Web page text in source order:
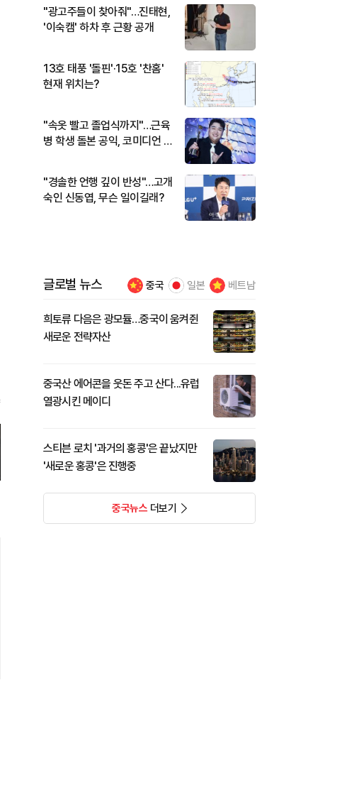
"광고주들이 찾아줘"…진태현,
'이숙캠' 하차 후 근황 공개
13호 태풍 '돌핀'·15호 '찬홈'
현재 위치는?
"속옷 빨고 졸업식까지"…근육
병 학생 돌본 공익, 코미디언 김
"경솔한 언행 깊이 반성"…고개
숙인 신동엽, 무슨 일이길래?
글로벌 뉴스 중국 일본 베트남
희토류 다음은 광모듈…중국이 움켜쥔
새로운 전략자산
중국산 에어콘을 웃돈 주고 산다...유럽
열광시킨 메이디
스티븐 로치 '과거의 홍콩'은 끝났지만
'새로운 홍콩'은 진행중
중국뉴스더보기